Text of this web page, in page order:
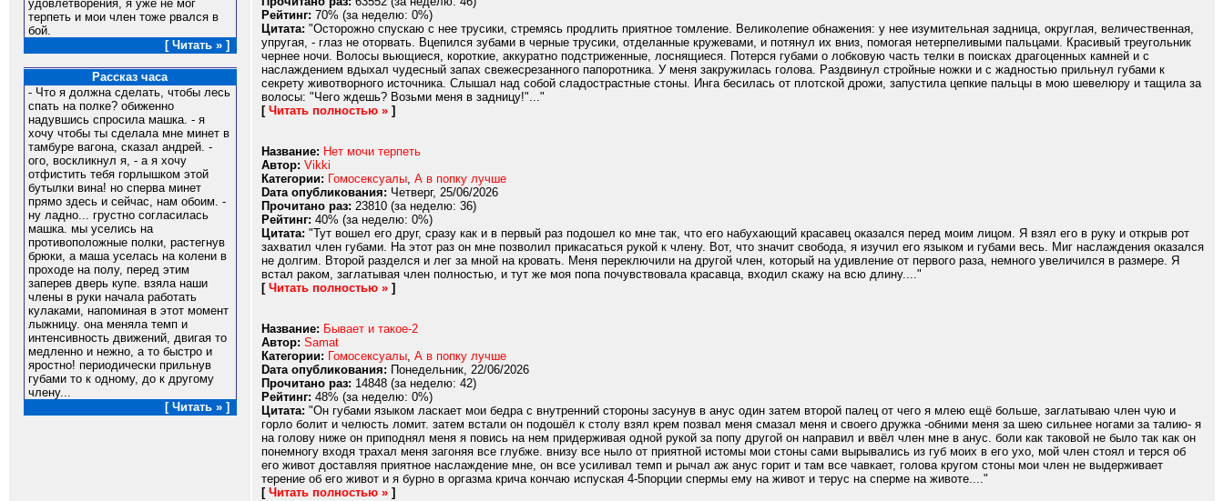
удовлетворения, я уже не мог
терпеть и мои член тоже рвался в
бой.
[ Читать » ]
Рассказ часа
- Что я должна сделать, чтобы лесь
спать на полке? обиженно
надувшись спросила машка. - я
хочу чтобы ты сделала мне минет в
тамбуре вагона, сказал андрей. -
ого, воскликнул я, - а я хочу
отфистить тебя горлышком этой
бутылки вина! но сперва минет
прямо здесь и сейчас, нам обоим. -
ну ладно... грустно согласилась
машка. мы уселись на
противоположные полки, растегнув
брюки, а маша уселась на колени в
проходе на полу, перед этим
заперев дверь купе. взяла наши
члены в руки начала работать
кулаками, напоминая в этот момент
лыжницу. она меняла темп и
интенсивность движений, двигая то
медленно и нежно, а то быстро и
яростно! периодически прильнув
губами то к одному, до к другому
члену...
[ Читать » ]
Рейтинг: 70% (за неделю: 0%)
Цитата: "Осторожно спускаю с нее трусики, стремясь продлить приятное томление. Великолепие обнажения: у нее изумительная задница, округлая, величественная,
упругая, - глаз не оторвать. Вцепился зубами в черные трусики, отделанные кружевами, и потянул их вниз, помогая нетерпеливыми пальцами. Красивый треугольник
чернее ночи. Волосы вьющиеся, короткие, аккуратно подстриженные, лоснящиеся. Потерся губами о лобковую часть телки в поисках драгоценных камней и с
наслаждением вдыхал чудесный запах свежесрезанного папоротника. У меня закружилась голова. Раздвинул стройные ножки и с жадностью прильнул губами к
секрету животворного источника. Слышал над собой сладострастные стоны. Инга бесилась от плотской дрожи, запустила цепкие пальцы в мою шевелюру и тащила за
волосы: "Чего ждешь? Возьми меня в задницу!"..."
[ Читать полностью » ]
Название: Нет мочи терпеть
Автор: Vikki
Категории: Гомосексуалы, А в попку лучше
Dата опубликования: Четверг, 25/06/2026
Прочитано раз: 23810 (за неделю: 36)
Рейтинг: 40% (за неделю: 0%)
Цитата: "Тут вошел его друг, сразу как и в первый раз подошел ко мне так, что его набухающий красавец оказался перед моим лицом. Я взял его в руку и открыв рот
захватил член губами. На этот раз он мне позволил прикасаться рукой к члену. Вот, что значит свобода, я изучил его языком и губами весь. Миг наслаждения оказался
не долгим. Второй разделся и лег за мной на кровать. Меня переключили на другой член, который на удивление от первого раза, немного увеличился в размере. Я
встал раком, заглатывая член полностью, и тут же моя попа почувствовала красавца, входил скажу на всю длину...."
[ Читать полностью » ]
Название: Бывает и такое-2
Автор: Samat
Категории: Гомосексуалы, А в попку лучше
Dата опубликования: Понедельник, 22/06/2026
Прочитано раз: 14848 (за неделю: 42)
Рейтинг: 48% (за неделю: 0%)
Цитата: "Он губами языком ласкает мои бедра с внутренний стороны засунув в анус один затем второй палец от чего я млею ещё больше, заглатываю член чую и
горло болит и челюсть ломит. затем встали он подошёл к столу взял крем позвал меня смазал меня и своего дружка -обними меня за шею сильнее ногами за талию- я
на голову ниже он приподнял меня я повись на нем придерживая одной рукой за попу другой он направил и ввёл член мне в анус. боли как таковой не было так как он
понемногу входя трахал меня загоняя все глубже. внизу все ныло от приятной истомы мои стоны сами вырывались из губ моих в его ухо, мой член стоял и терся об
его живот доставляя приятное наслаждение мне, он все усиливал темп и рычал аж анус горит и там все чавкает, голова кругом стоны мои член не выдерживает
терение об его живот и я бурно в оргазма крича кончаю испуская 4-5порции спермы ему на живот и терус на сперме на животе...."
[ Читать полностью » ]